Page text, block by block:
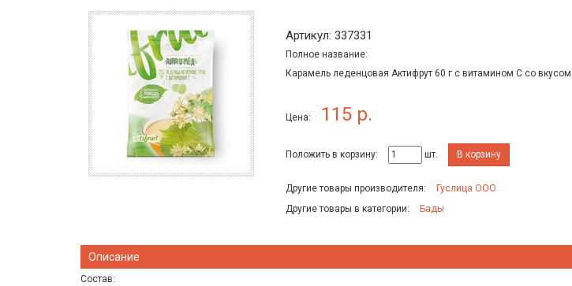
Артикул: 337331
Полное название:
Карамель леденцовая Актифрут 60 г с витамином С со
Цена: 115 р.
Положить в корзину: шт. В корзину
Другие товары производителя:
Гуслица ООО
Другие товары в категории:
Бады
Описание
Состав: